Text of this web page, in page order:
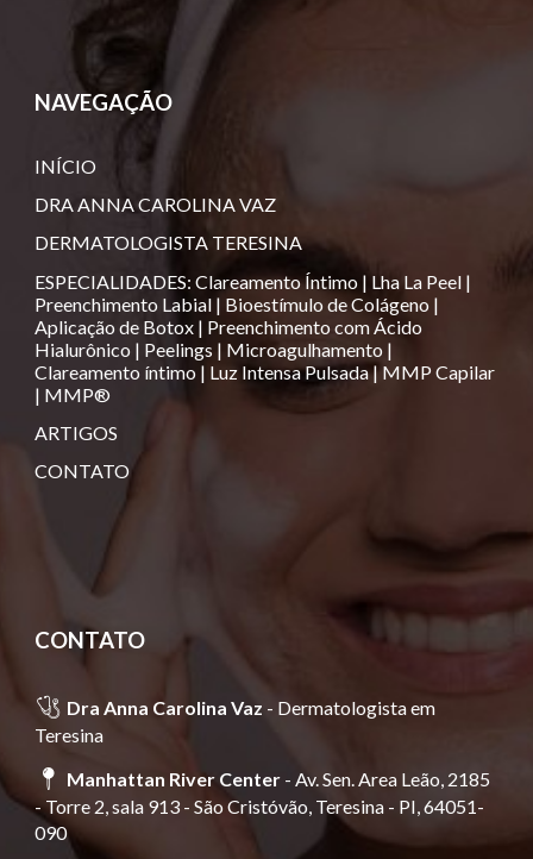
NAVEGAÇÃO
INÍCIO
DRA ANNA CAROLINA VAZ
DERMATOLOGISTA TERESINA
ESPECIALIDADES:Clareamento Íntimo | Lha La Peel |
Preenchimento Labial | Bioestímulo de Colágeno |
Aplicação de Botox | Preenchimento com Ácido
Hialurônico | Peelings | Microagulhamento |
Clareamento íntimo | Luz Intensa Pulsada| MMP Capilar
| MMP®️
ARTIGOS
CONTATO
CONTATO
🩺 Dra Anna Carolina Vaz - Dermatologista em
Teresina
📍 Manhattan River Center - Av. Sen. Area Leão, 2185
- Torre 2, sala 913 - São Cristóvão, Teresina - PI, 64051-
090